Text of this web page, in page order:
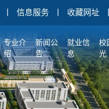
信息服务 收藏网址
专业介
绍
新闻公
告
就业信
息
校
光